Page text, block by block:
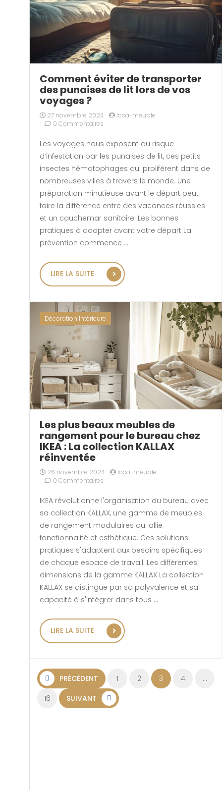
Comment éviter de transporter
des punaises de lit lors de vos
voyages ?
27 novembre 2024
loca-meuble
0 Commentaires
Les voyages nous exposent au risque
d’infestation par les punaises de lit, ces petits
insectes hématophages qui prolifèrent dans de
nombreuses villes à travers le monde. Une
préparation minutieuse avant le départ peut
faire la différence entre des vacances réussies
et un cauchemar sanitaire. Les bonnes
pratiques à adopter avant votre départ La
prévention commence …
LIRE LA SUITE « COMMENT ÉVITER DE
Décoration Intérieure
Les plus beaux meubles de
rangement pour le bureau chez
IKEA : La collection KALLAX
réinventée
26 novembre 2024
loca-meuble
0 Commentaires
IKEA révolutionne l'organisation du bureau avec
sa collection KALLAX, une gamme de meubles
de rangement modulaires qui allie
fonctionnalité et esthétique. Ces solutions
pratiques s'adaptent aux besoins spécifiques
de chaque espace de travail. Les différentes
dimensions de la gamme KALLAX La collection
KALLAX se distingue par sa polyvalence et sa
capacité à s'intégrer dans tous …
LIRE LA SUITE « LES PLUS BEAUX MEUBLES
Pagination des
PRÉCÉDENT 1 2 3 4
…
16
SUIVANT